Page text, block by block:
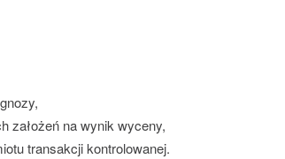
założeń na wynik wyceny,
transakcji kontrolowanej.